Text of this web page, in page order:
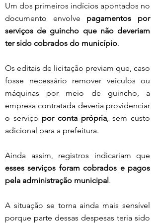
Um dos primeiros indícios apontados no
documento envolve pagamentos por
serviços de guincho que não deveriam
ter sido cobrados do município.
Os editais de licitação previam que, caso
fosse necessário remover veículos ou
máquinas por meio de guincho, a
empresa contratada deveria providenciar
o serviço por conta própria , sem custo
adicional para a prefeitura.
esses serviços foram cobrados e pagos
pela administração municipal.
A situação se torna ainda mais sensível
porque parte dessas despesas teria sido